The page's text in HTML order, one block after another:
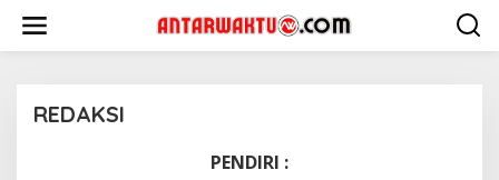
konten
REDAKSI
PENDIRI :